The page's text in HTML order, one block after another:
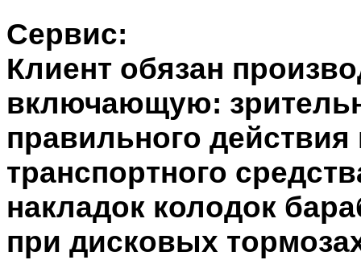
Сервис:
Клиент обязан
включающую:
правильного
транспортного
накладок колодок
при дисковых